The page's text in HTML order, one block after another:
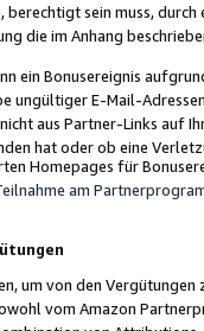
berechtigt sein muss,
die im Anhang
ein Bonusereignis
ungültiger E-Mail-
aus Partner-Links auf
hat oder ob eine
Homepages für
am
um von den
vom Amazon